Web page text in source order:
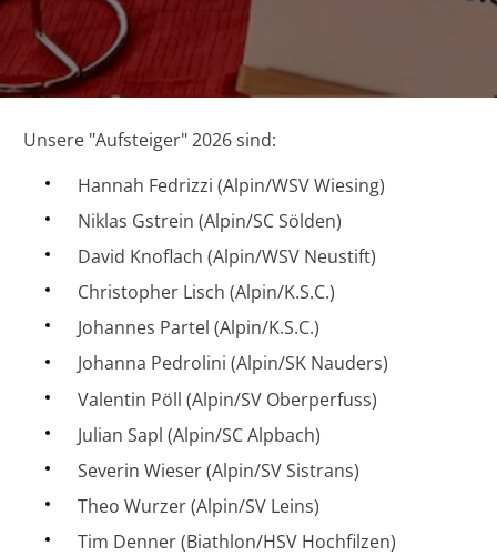
Unsere "Aufsteiger" 2026 sind:
Hannah Fedrizzi (Alpin/WSV Wiesing)
Niklas Gstrein (Alpin/SC Sölden)
David Knoflach (Alpin/WSV Neustift)
Christopher Lisch (Alpin/K.S.C.)
Johannes Partel (Alpin/K.S.C.)
Johanna Pedrolini (Alpin/SK Nauders)
Valentin Pöll (Alpin/SV Oberperfuss)
Julian Sapl (Alpin/SC Alpbach)
Severin Wieser (Alpin/SV Sistrans)
Theo Wurzer (Alpin/SV Leins)
Tim Denner (Biathlon/HSV Hochfilzen)